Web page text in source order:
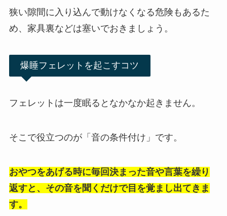
狭い隙間に入り込んで動けなくなる危険もあるた
め、家具裏などは塞いでおきましょう。
爆睡フェレットを起こすコツ
フェレットは一度眠るとなかなか起きません。
そこで役立つのが「音の条件付け」です。
おやつをあげる時に毎回決まった音や言葉を繰り
返すと、その音を聞くだけで目を覚まし出てきま
す。